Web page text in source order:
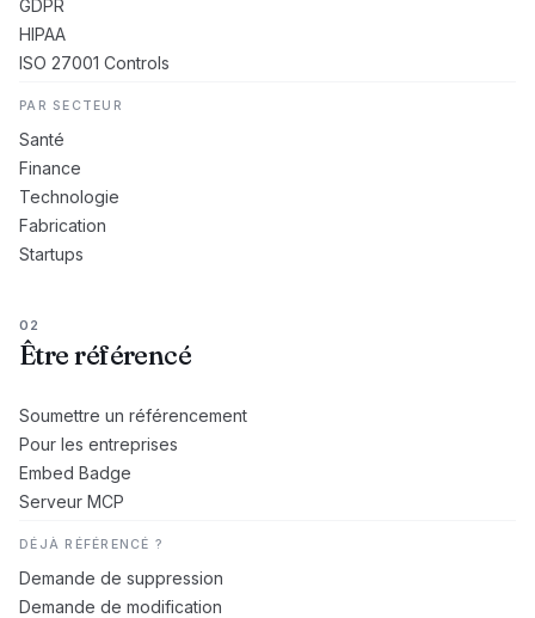
GDPR
HIPAA
ISO 27001 Controls
PAR SECTEUR
Santé
Finance
Technologie
Fabrication
Startups
02
Être référencé
Soumettre un référencement
Pour les entreprises
Embed Badge
Serveur MCP
DÉJÀ RÉFÉRENCÉ ?
Demande de suppression
Demande de modification